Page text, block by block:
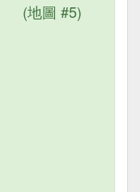
(地圖 #5)